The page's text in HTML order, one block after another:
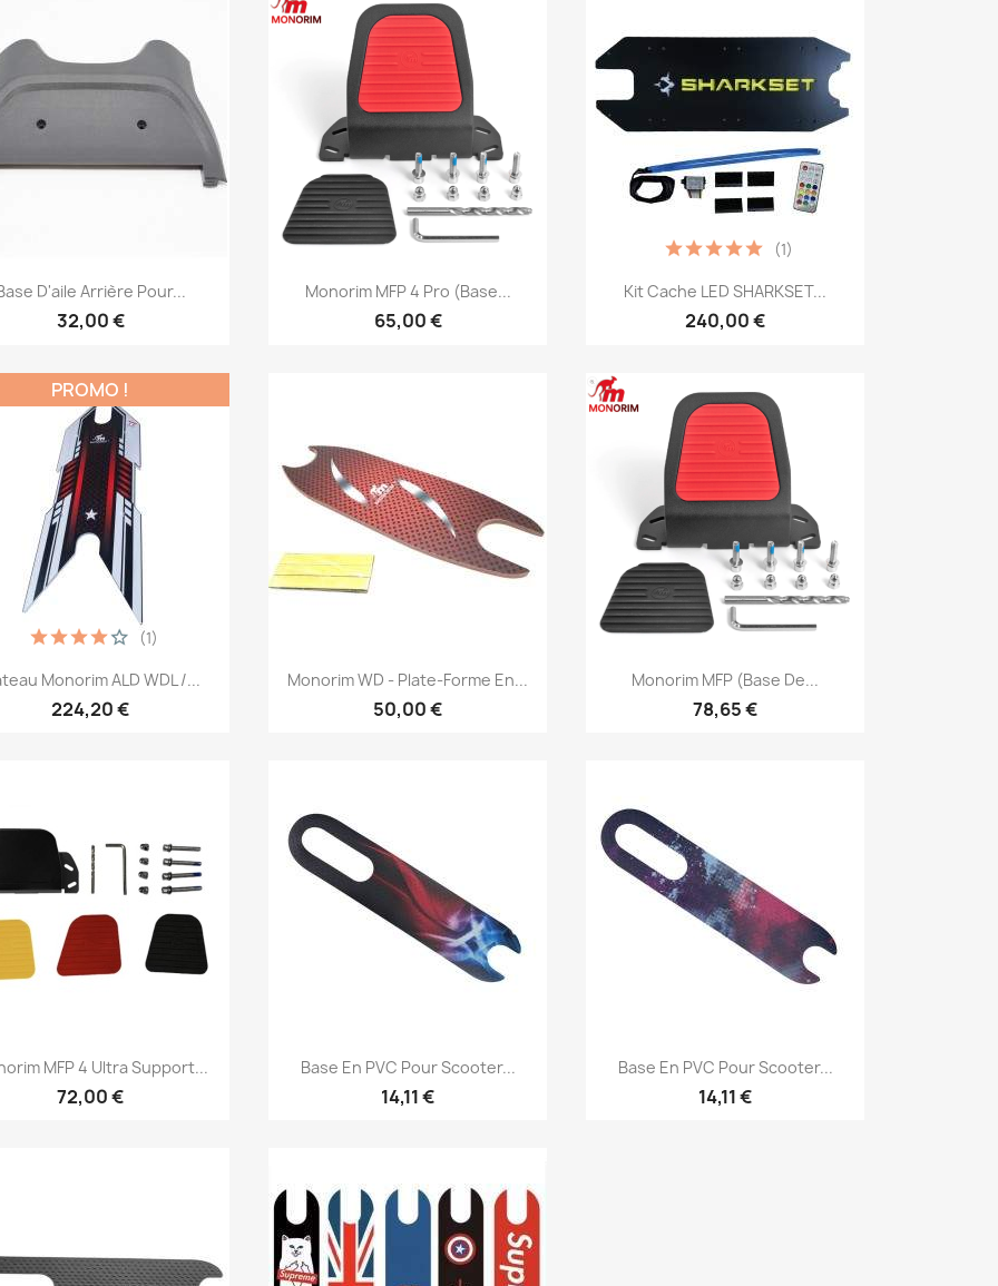
Aperçu rapide
D'aile Arrière Pour...
32,00 €
Aperçu rapide
Monorim MFP 4 Pro (base...
65,00 €
Aperçu rapide
Kit Cache LED SHARKSET...
240,00 €
(1)
 Aperçu rapide
Monorim ALD WDL /...
224,20 €
(1)
PROMO !
Aperçu rapide
Monorim WD - Plate-Forme En...
50,00 €
Aperçu rapide
Monorim MFP (base De...
78,65 €
Aperçu rapide
MFP 4 Ultra Support...
72,00 €
Aperçu rapide
Base En PVC Pour Scooter...
14,11 €
Aperçu rapide
Base En PVC Pour Scooter...
14,11 €